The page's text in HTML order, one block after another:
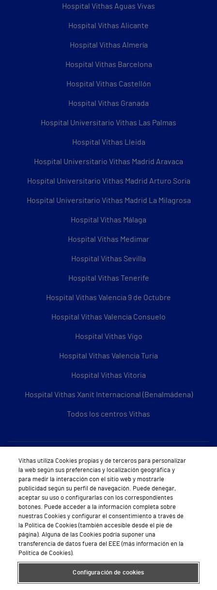
Hospital Vithas Aguas Vivas
Hospital Vithas Alicante
Hospital Vithas Almería
Hospital Vithas Barcelona
Hospital Vithas Castellón
Hospital Vithas Granada
Hospital Universitario Vithas Las Palmas
Hospital Vithas Lleida
Hospital Universitario Vithas Madrid Aravaca
Hospital Universitario Vithas Madrid Arturo Soria
Hospital Universitario Vithas Madrid La Milagrosa
Hospital Vithas Málaga
Hospital Vithas Medimar
Hospital Vithas Sevilla
Hospital Vithas Tenerife
Hospital Vithas Valencia 9 de Octubre
Hospital Vithas Valencia Consuelo
Hospital Vithas Vigo
Hospital Vithas Valencia Turia
Hospital Vithas Vitoria
Hospital Vithas Xanit Internacional (Benalmádena)
Todos los centros Vithas
Sobre Vithas
Quiénes somos
Trabajar en Vithas
Teléfono Cita Médica
Teléfono Atención al Cliente
Política de seguridad y salud en el trabajo
Conoce a Supervita
Vithas utiliza Cookies propias y de terceros para personalizar
la web según sus preferencias y localización geográfica y
para medir la interacción con el sitio web y mostrarle
publicidad según su perfil de navegación. Puede denegar,
aceptar su uso o configurarlas con los correspondientes
botones. Puede acceder a la información completa sobre
nuestras Cookies y configurar el consentimiento a través de
la Política de Cookies (también accesible desde el pie de
página). Alguna de las Cookies podría suponer una
transferencia de datos fuera del EEE (más información en la
Política de Cookies).
Configuración de cookies